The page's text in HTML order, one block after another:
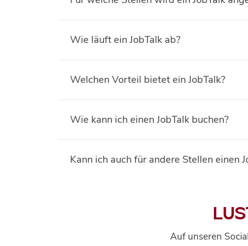
Wie läuft ein JobTalk ab?
Welchen Vorteil bietet ein JobTalk?
Wie kann ich einen JobTalk buchen?
Kann ich auch für andere Stellen einen
Auf unseren